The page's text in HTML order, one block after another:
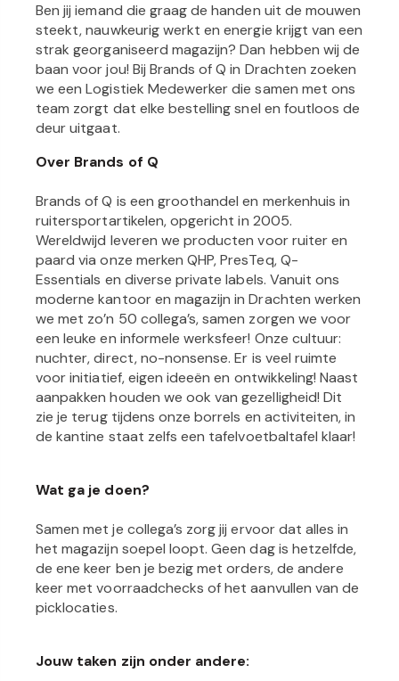
Ben jij iemand die graag de handen uit de mouwen
steekt, nauwkeurig werkt en energie krijgt van een
strak georganiseerd magazijn? Dan hebben wij de
baan voor jou! Bij Brands of Q in Drachten zoeken
we eenLogistiek Medewerkerdie samen met ons
team zorgt dat elke bestelling snel en foutloos de
deur uitgaat.
Over Brands of Q
Brands of Q is een groothandel en merkenhuis in
ruitersportartikelen, opgericht in 2005.
Wereldwijd leveren we producten voor ruiter en
paard via onze merkenQHP, PresTeq, Q-
Essentials en diverseprivate labels. Vanuit ons
moderne kantoor en magazijn in Drachten werken
we met zo’n 50 collega’s, samen zorgen we voor
een leuke en informele werksfeer! Onze cultuur:
nuchter, direct, no-nonsense. Er is veel ruimte
voor initiatief, eigen ideeën en ontwikkeling! Naast
aanpakken houden we ook van gezelligheid! Dit
zie je terug tijdens onze borrels en activiteiten, in
de kantine staat zelfs een tafelvoetbaltafel klaar!
Wat ga je doen?
Samen met je collega’s zorg jij ervoor dat alles in
het magazijn soepel loopt. Geen dag is hetzelfde,
de ene keer ben je bezig met orders, de andere
keer met voorraadchecks of het aanvullen van de
picklocaties.
Jouw taken zijn onder andere: